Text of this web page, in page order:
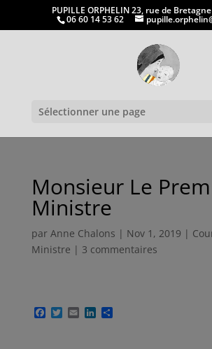
PUPILLE ORPHELIN 23, rue de
06 60 14 53 62
Sélectionner une page
Monsieur Le
Ministre
par Anne Chalons | Nov 1, 2019 |
Ministre | 3 commentaires
F T E L P